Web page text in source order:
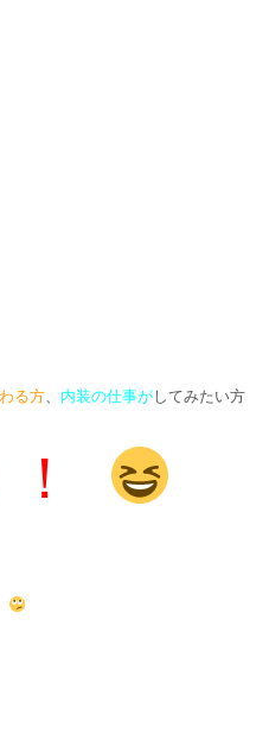
る方、 内装の仕事が してみたい方
！